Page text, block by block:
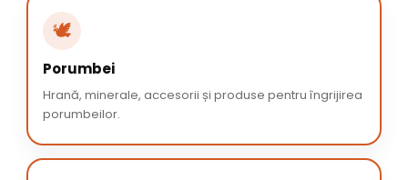
🕊️
Porumbei
Hrană, minerale, accesorii și produse pentru îngrijirea
porumbeilor.